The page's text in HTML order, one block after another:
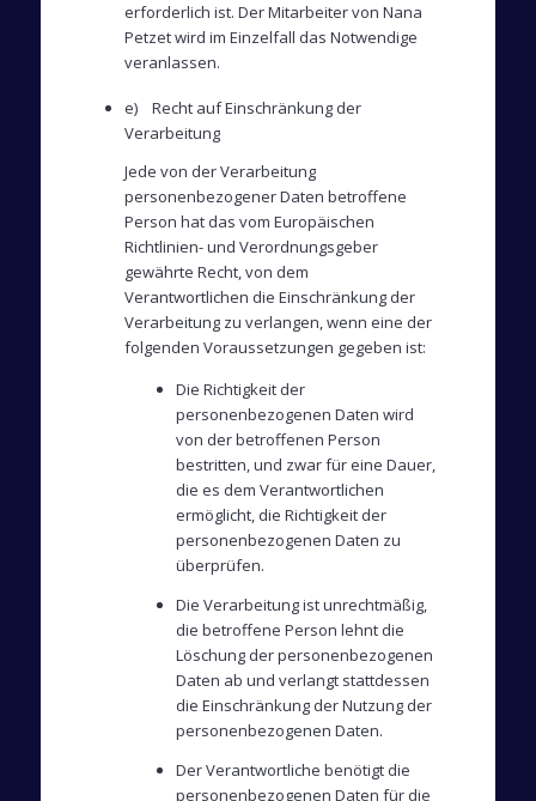
erforderlich ist. Der Mitarbeiter von Nana
Petzet wird im Einzelfall das Notwendige
veranlassen.
e) Recht auf Einschränkung der
Verarbeitung
Jede von der Verarbeitung
personenbezogener Daten betroffene
Person hat das vom Europäischen
Richtlinien- und Verordnungsgeber
gewährte Recht, von dem
Verantwortlichen die Einschränkung der
Verarbeitung zu verlangen, wenn eine der
folgenden Voraussetzungen gegeben ist:
Die Richtigkeit der
personenbezogenen Daten wird
von der betroffenen Person
bestritten, und zwar für eine Dauer,
die es dem Verantwortlichen
ermöglicht, die Richtigkeit der
personenbezogenen Daten zu
überprüfen.
Die Verarbeitung ist unrechtmäßig,
die betroffene Person lehnt die
Löschung der personenbezogenen
Daten ab und verlangt stattdessen
die Einschränkung der Nutzung der
personenbezogenen Daten.
Der Verantwortliche benötigt die
personenbezogenen Daten für die